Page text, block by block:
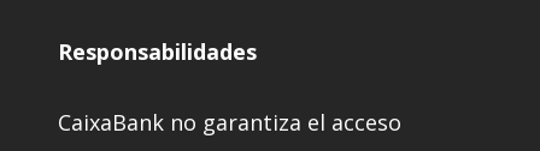
Responsabilidades
CaixaBank no garantiza el acceso